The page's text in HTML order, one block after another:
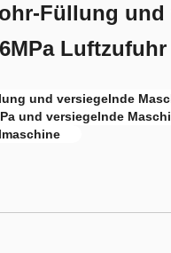
Füllung und
Luftzufuhr
und versiegelnde
und versiegelnde